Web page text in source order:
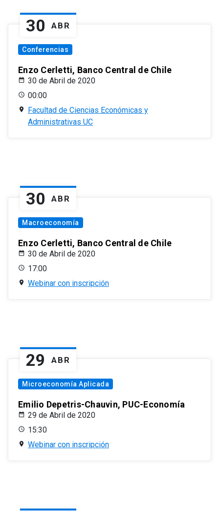
30 ABR
Conferencias
Enzo Cerletti, Banco Central de Chile
30 de Abril de 2020
00:00
Facultad de Ciencias Económicas y
Administrativas UC
30 ABR
Macroeconomía
Enzo Cerletti, Banco Central de Chile
30 de Abril de 2020
17:00
Webinar con inscripción
29 ABR
Microeconomía Aplicada
Emilio Depetris-Chauvin, PUC-Economía
29 de Abril de 2020
15:30
Webinar con inscripción